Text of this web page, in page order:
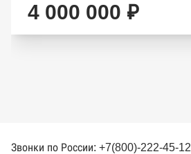
4 000 000 ₽
Звонки по России: +7(800)-222-45-12